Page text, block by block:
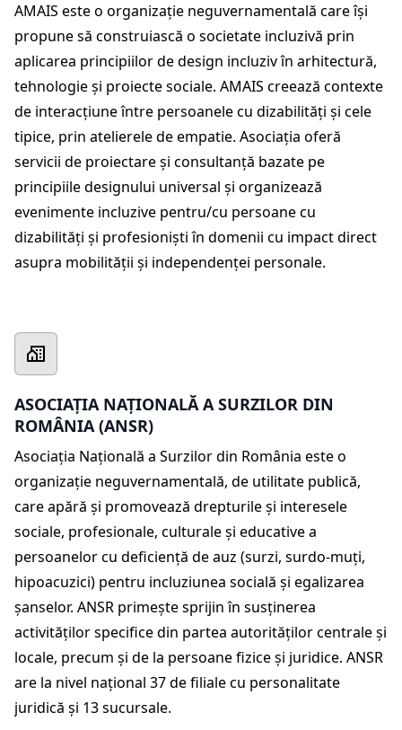
AMAIS este o organizație neguvernamentală care își
propune să construiască o societate incluzivă prin
aplicarea principiilor de design incluziv în arhitectură,
tehnologie și proiecte sociale. AMAIS creează contexte
de interacțiune între persoanele cu dizabilități și cele
tipice, prin atelierele de empatie. Asociația oferă
servicii de proiectare și consultanță bazate pe
principiile designului universal și organizează
evenimente incluzive pentru/cu persoane cu
dizabilități și profesioniști în domenii cu impact direct
asupra mobilității și independenței personale.
ASOCIAȚIA NAȚIONALĂ A SURZILOR DIN
ROMÂNIA (ANSR)
Asociația Națională a Surzilor din România este o
organizație neguvernamentală, de utilitate publică,
care apără și promovează drepturile și interesele
sociale, profesionale, culturale și educative a
persoanelor cu deficiență de auz (surzi, surdo-muți,
hipoacuzici) pentru incluziunea socială și egalizarea
șanselor. ANSR primește sprijin în susținerea
activităților specifice din partea autorităților centrale și
locale, precum și de la persoane fizice și juridice. ANSR
are la nivel național 37 de filiale cu personalitate
juridică și 13 sucursale.